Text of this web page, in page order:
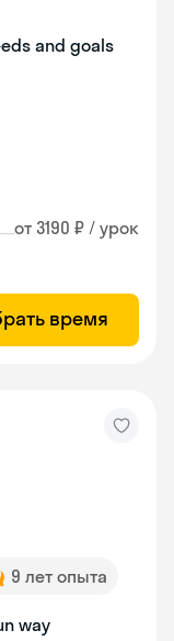
and goals
от 3190 ₽ / урок
время
9 лет опыта
way